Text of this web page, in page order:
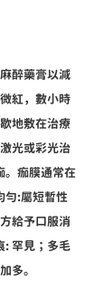
醉藥膏以減
紅，數小時
地敷在治療
光或彩光治
。痂膜通常在
勻:屬短暫性
給予口服消
: 罕見；多毛
多。